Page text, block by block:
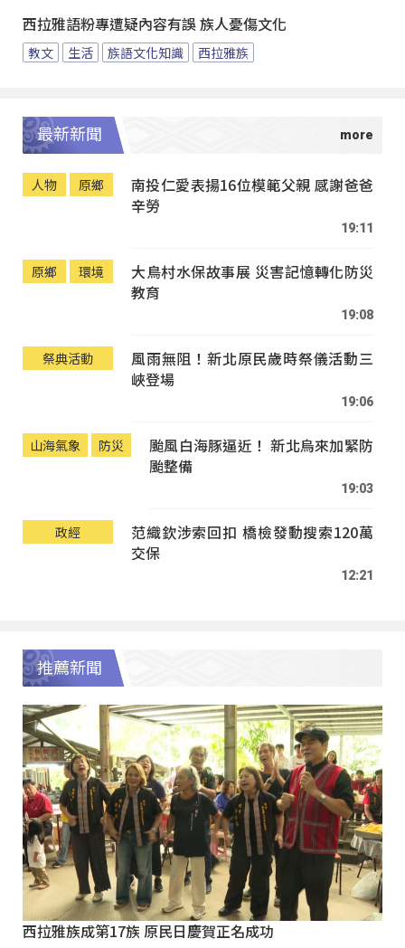
西拉雅語粉專遭疑內容有誤 族人憂傷文化
教文 生活 族語文化知識 西拉雅族
最新新聞
人物 原鄉
南投仁愛表揚16位模範父親 感謝爸爸
辛勞
19:11
原鄉 環境
大鳥村水保故事展 災害記憶轉化防災
教育
19:08
祭典活動
風雨無阻！新北原民歲時祭儀活動三
峽登場
19:06
山海氣象 防災
颱風白海豚逼近！ 新北烏來加緊防
颱整備
19:03
政經
范織欽涉索回扣 橋檢發動搜索120萬
交保
12:21
推薦新聞
西拉雅族成第17族 原民日慶賀正名成功